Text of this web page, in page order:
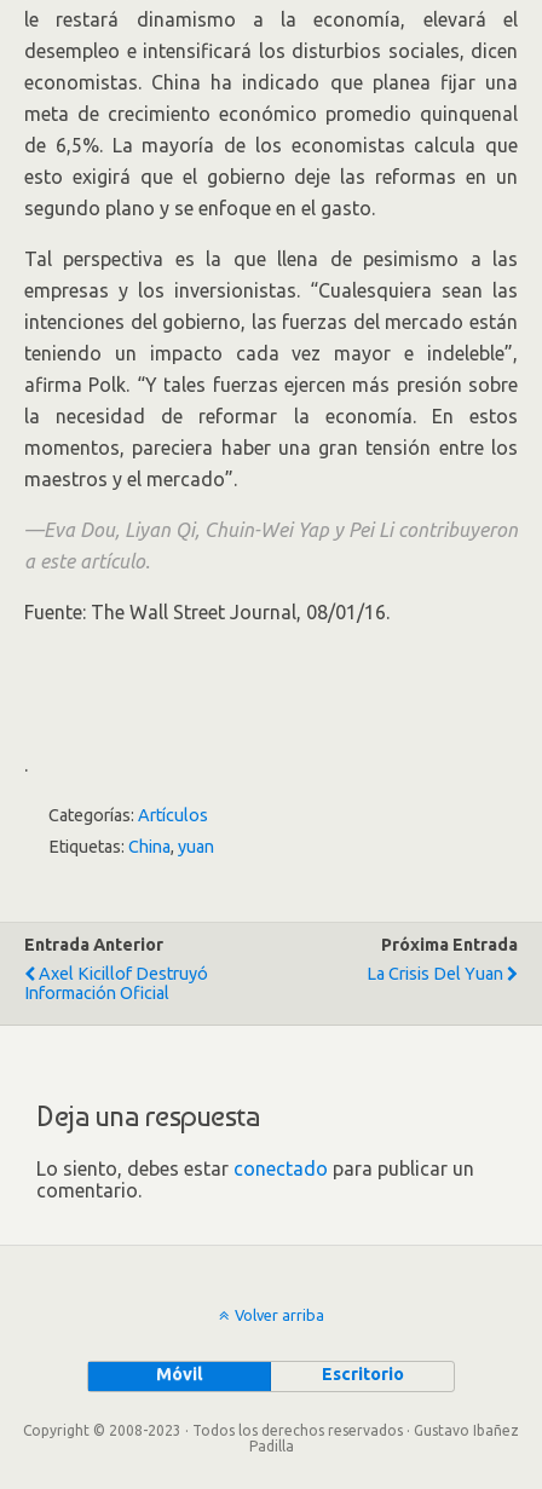
le restará dinamismo a la economía, elevará el
desempleo e intensificará los disturbios sociales, dicen
economistas. China ha indicado que planea fijar una
meta de crecimiento económico promedio quinquenal
de 6,5%. La mayoría de los economistas calcula que
esto exigirá que el gobierno deje las reformas en un
segundo plano y se enfoque en el gasto.
Tal perspectiva es la que llena de pesimismo a las
empresas y los inversionistas. “Cualesquiera sean las
intenciones del gobierno, las fuerzas del mercado están
teniendo un impacto cada vez mayor e indeleble”,
afirma Polk. “Y tales fuerzas ejercen más presión sobre
la necesidad de reformar la economía. En estos
momentos, pareciera haber una gran tensión entre los
maestros y el mercado”.
—Eva Dou, Liyan Qi, Chuin-Wei Yap y Pei Li contribuyeron
a este artículo.
Fuente: The Wall Street Journal, 08/01/16.
.
Categorías: Artículos
Etiquetas: China, yuan
Entrada Anterior
Axel Kicillof Destruyó
Información Oficial
Próxima Entrada
La Crisis Del Yuan
Deja una respuesta
Lo siento, debes estar conectado para publicar un
comentario.
Volver arriba
Móvil Escritorio
Copyright © 2008-2023 · Todos los derechos reservados · Gustavo Ibañez
Padilla